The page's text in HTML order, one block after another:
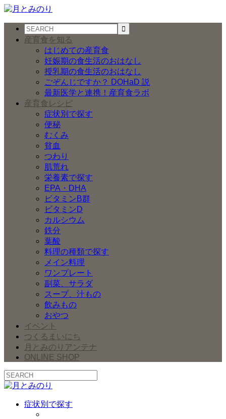
産育食を知る
はじめての産育食
妊娠期の食生活のおはなし
授乳期の食生活のおはなし
ごぞんじですか？ DOHaD 説
最新医学と連携！産育食ラボ
産育食レシピ
症状別で探す
便秘
むくみ
貧血
つわり
肌荒れ
栄養素で探す
EPA・DHA
ビタミンB群
ビタミンD
カルシウム
鉄分
葉酸
料理の種類で探す
メイン料理
ワンプレート
副菜、サラダ
スープ、汁もの
飲みもの
おやつ
イベント
つくるまいにち
月とみのりアンテナ
ONLINE SHOP
症状別で探す